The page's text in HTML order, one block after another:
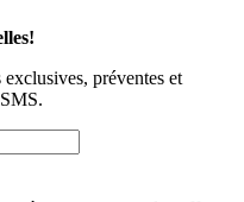
préventes et